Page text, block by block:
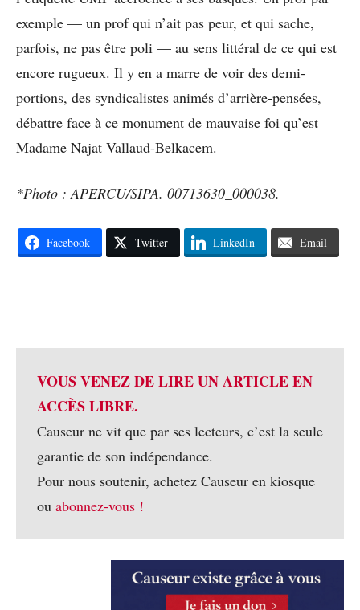
exemple — un prof qui n’ait pas peur, et qui sache,
parfois, ne pas être poli — au sens littéral de ce qui est
encore rugueux. Il y en a marre de voir des demi-
portions, des syndicalistes animés d’arrière-pensées,
débattre face à ce monument de mauvaise foi qu’est
Madame Najat Vallaud-Belkacem.
*Photo : APERCU/SIPA. 00713630_000038.
Facebook Twitter LinkedIn Email
VOUS VENEZ DE LIRE UN ARTICLE EN
ACCÈS LIBRE.
Causeur ne vit que par ses lecteurs, c’est la seule
garantie de son indépendance.
Pour nous soutenir, achetez Causeur en kiosque
ou abonnez-vous !